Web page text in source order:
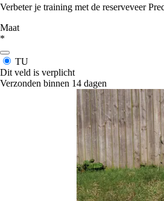
Verbeter je training met de reserveveer
Maat
*
TU
Dit veld is verplicht
Verzonden binnen 14 dagen